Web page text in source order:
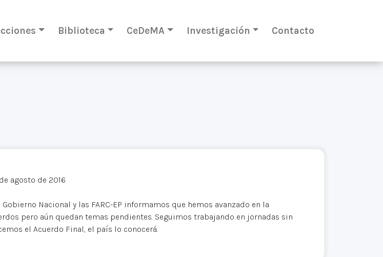
Biblioteca CeDeMA Investigación Contacto
agosto de 2016
Nacional y las FARC-EP informamos que hemos avanzado en la
pero aún quedan temas pendientes. Seguimos trabajando en jornadas sin
el Acuerdo Final, el país lo conocerá.